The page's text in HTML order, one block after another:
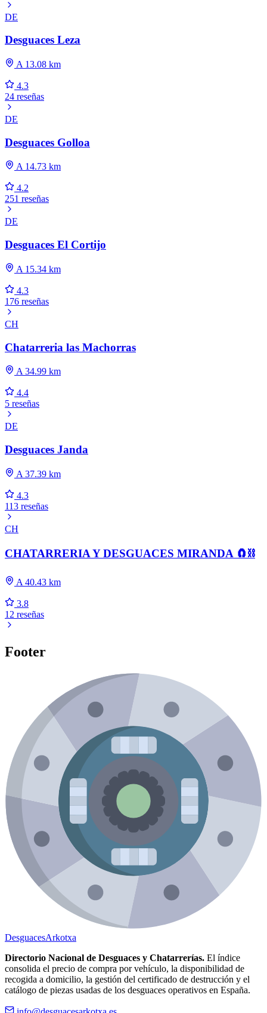
DE
Desguaces Leza
A 13.08 km
4.3
24 reseñas
DE
Desguaces Golloa
A 14.73 km
4.2
251 reseñas
DE
Desguaces El Cortijo
A 15.34 km
4.3
176 reseñas
CH
Chatarreria las Machorras
A 34.99 km
4.4
5 reseñas
DE
Desguaces Janda
A 37.39 km
4.3
113 reseñas
CH
CHATARRERIA Y DESGUACES MIRANDA 🧲⛓️
A 40.43 km
3.8
12 reseñas
Footer
DesguacesArkotxa
Directorio Nacional de Desguaces y Chatarrerías. El índice
consolida el precio de compra por vehículo, la disponibilidad de
recogida a domicilio, la gestión del certificado de destrucción y el
catálogo de piezas usadas de los desguaces operativos en España.